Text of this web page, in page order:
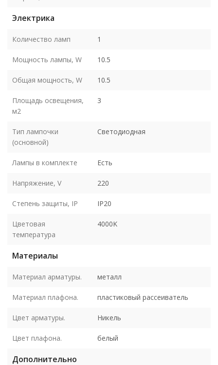
Электрика
Количество ламп 1
Мощность лампы, W 10.5
Общая мощность, W 10.5
Площадь освещения,
м2
3
Тип лампочки
(основной)
Светодиодная
Лампы в комплекте Есть
Напряжение, V 220
Степень защиты, IP IP20
Цветовая
температура
4000K
Материалы
Материал арматуры. металл
Материал плафона. пластиковый рассеиватель
Цвет арматуры. Никель
Цвет плафона. белый
Дополнительно